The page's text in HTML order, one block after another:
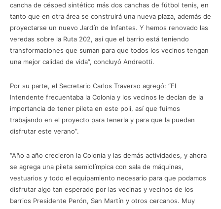
cancha de césped sintético más dos canchas de fútbol tenis, en
tanto que en otra área se construirá una nueva plaza, además de
proyectarse un nuevo Jardín de Infantes. Y hemos renovado las
veredas sobre la Ruta 202, así que el barrio está teniendo
transformaciones que suman para que todos los vecinos tengan
una mejor calidad de vida”, concluyó Andreotti.
Por su parte, el Secretario Carlos Traverso agregó: “El
Intendente frecuentaba la Colonia y los vecinos le decían de la
importancia de tener pileta en este poli, así que fuimos
trabajando en el proyecto para tenerla y para que la puedan
disfrutar este verano”.
“Año a año crecieron la Colonia y las demás actividades, y ahora
se agrega una pileta semiolímpica con sala de máquinas,
vestuarios y todo el equipamiento necesario para que podamos
disfrutar algo tan esperado por las vecinas y vecinos de los
barrios Presidente Perón, San Martín y otros cercanos. Muy